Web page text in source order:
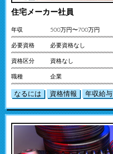
住宅メーカー社員
年収 500万円〜700万円
必要資格 必要資格なし
資格区分 資格なし
職種 企業
なるには 資格情報 年収給与